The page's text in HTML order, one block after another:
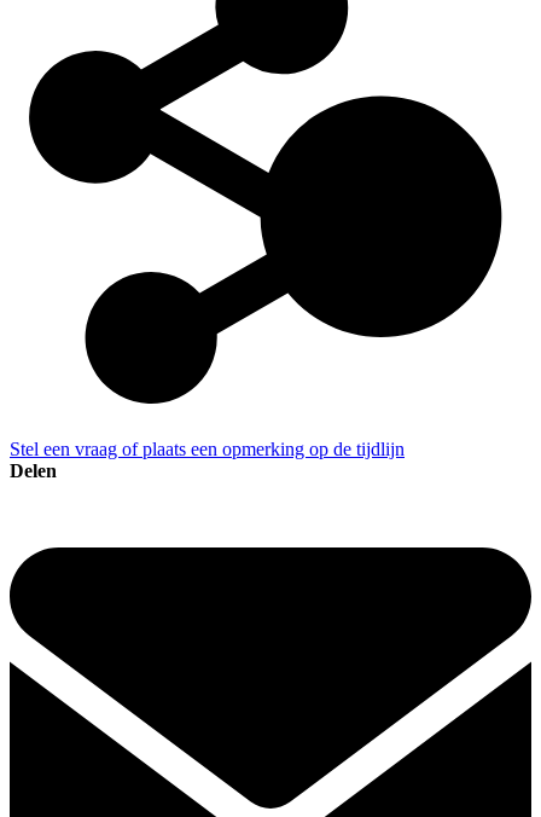
Stel een vraag of plaats een opmerking op de tijdlijn
Delen